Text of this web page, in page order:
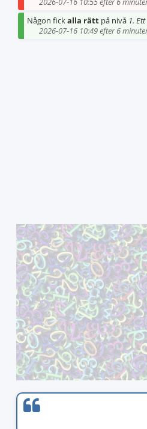
Någon fickalla rätt på nivå 1.
2026-07-16 10:49 efter 6